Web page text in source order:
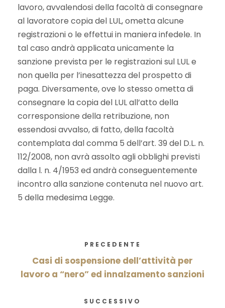
lavoro, avvalendosi della facoltà di consegnare
al lavoratore copia del LUL, ometta alcune
registrazioni o le effettui in maniera infedele. In
tal caso andrà applicata unicamente la
sanzione prevista per le registrazioni sul LUL e
non quella per l’inesattezza del prospetto di
paga. Diversamente, ove lo stesso ometta di
consegnare la copia del LUL all’atto della
corresponsione della retribuzione, non
essendosi avvalso, di fatto, della facoltà
contemplata dal comma 5 dell’art. 39 del D.L. n.
112/2008, non avrà assolto agli obblighi previsti
dalla l. n. 4/1953 ed andrà conseguentemente
incontro alla sanzione contenuta nel nuovo art.
5 della medesima Legge.
PRECEDENTE
Casi di sospensione dell’attività per
lavoro a “nero” ed innalzamento sanzioni
SUCCESSIVO